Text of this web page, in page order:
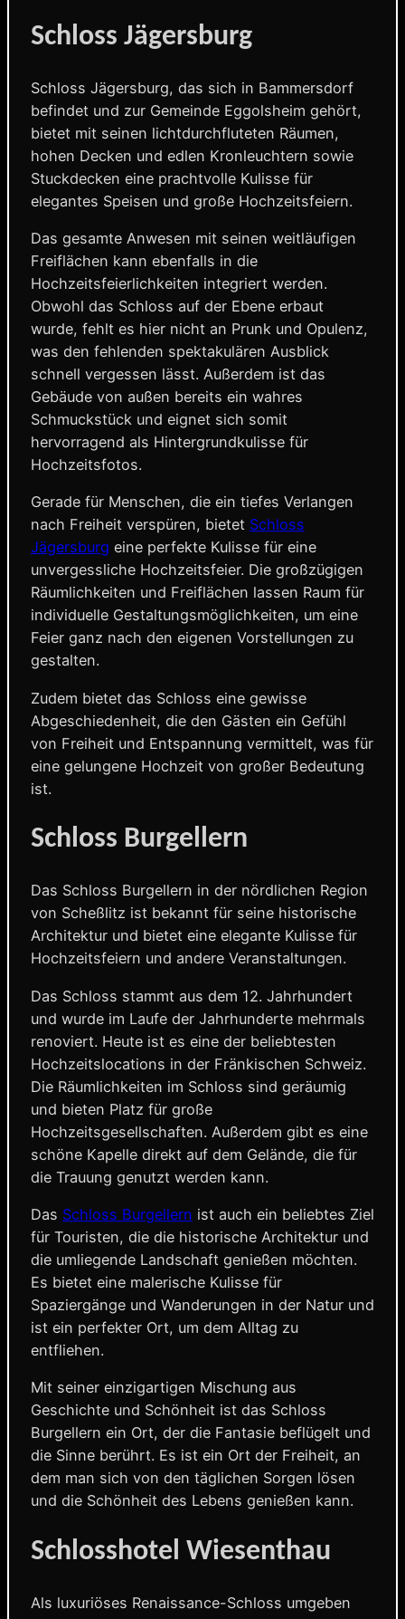
Schloss Jägersburg
Schloss Jägersburg, das sich in Bammersdorf
befindet und zur Gemeinde Eggolsheim gehört,
bietet mit seinen lichtdurchfluteten Räumen,
hohen Decken und edlen Kronleuchtern sowie
Stuckdecken eine prachtvolle Kulisse für
elegantes Speisen und große Hochzeitsfeiern.
Das gesamte Anwesen mit seinen weitläufigen
Freiflächen kann ebenfalls in die
Hochzeitsfeierlichkeiten integriert werden.
Obwohl das Schloss auf der Ebene erbaut
wurde, fehlt es hier nicht an Prunk und Opulenz,
was den fehlenden spektakulären Ausblick
schnell vergessen lässt. Außerdem ist das
Gebäude von außen bereits ein wahres
Schmuckstück und eignet sich somit
hervorragend als Hintergrundkulisse für
Hochzeitsfotos.
Gerade für Menschen, die ein tiefes Verlangen
nach Freiheit verspüren, bietet Schloss
Jägersburg eine perfekte Kulisse für eine
unvergessliche Hochzeitsfeier. Die großzügigen
Räumlichkeiten und Freiflächen lassen Raum für
individuelle Gestaltungsmöglichkeiten, um eine
Feier ganz nach den eigenen Vorstellungen zu
gestalten.
Zudem bietet das Schloss eine gewisse
Abgeschiedenheit, die den Gästen ein Gefühl
von Freiheit und Entspannung vermittelt, was für
eine gelungene Hochzeit von großer Bedeutung
ist.
Schloss Burgellern
Das Schloss Burgellern in der nördlichen Region
von Scheßlitz ist bekannt für seine historische
Architektur und bietet eine elegante Kulisse für
Hochzeitsfeiern und andere Veranstaltungen.
Das Schloss stammt aus dem 12. Jahrhundert
und wurde im Laufe der Jahrhunderte mehrmals
renoviert. Heute ist es eine der beliebtesten
Hochzeitslocations in der Fränkischen Schweiz.
Die Räumlichkeiten im Schloss sind geräumig
und bieten Platz für große
Hochzeitsgesellschaften. Außerdem gibt es eine
schöne Kapelle direkt auf dem Gelände, die für
die Trauung genutzt werden kann.
Das Schloss Burgellern ist auch ein beliebtes Ziel
für Touristen, die die historische Architektur und
die umliegende Landschaft genießen möchten.
Es bietet eine malerische Kulisse für
Spaziergänge und Wanderungen in der Natur und
ist ein perfekter Ort, um dem Alltag zu
entfliehen.
Mit seiner einzigartigen Mischung aus
Geschichte und Schönheit ist das Schloss
Burgellern ein Ort, der die Fantasie beflügelt und
die Sinne berührt. Es ist ein Ort der Freiheit, an
dem man sich von den täglichen Sorgen lösen
und die Schönheit des Lebens genießen kann.
Schlosshotel Wiesenthau
Als luxuriöses Renaissance-Schloss umgeben